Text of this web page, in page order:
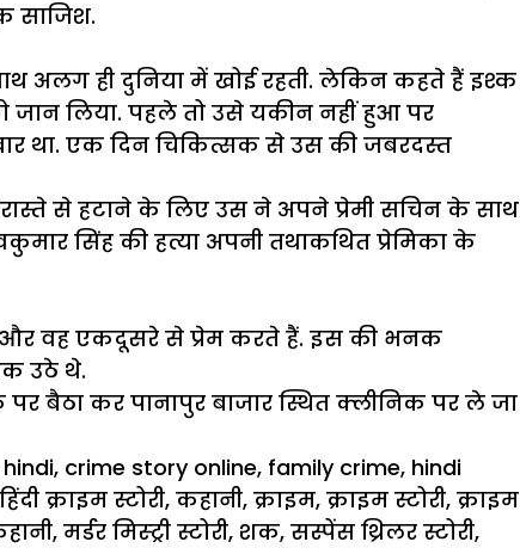
साजिश.
अलग ही दुनिया में खोई रहती. लेकिन कहते हैं इश्क
जान लिया. पहले तो उसे यकीन नहीं हुआ पर
था. एक दिन चिकित्सक से उस की जबरदस्त
रास्ते से हटाने के लिए उस ने अपने प्रेमी सचिन के साथ
सिंह की हत्या अपनी तथाकथित प्रेमिका के
और वह एकदूसरे से प्रेम करते हैं. इस की भनक
उठे थे.
बैठा कर पानापुर बाजार स्थित क्लीनिक पर ले जा
, crime story online, family crime, hindi
क्राइम स्टोरी, कहानी, क्राइम, क्राइम स्टोरी, क्राइम
, मर्डर मिस्ट्री स्टोरी, शक, सस्पेंस थ्रिलर स्टोरी,